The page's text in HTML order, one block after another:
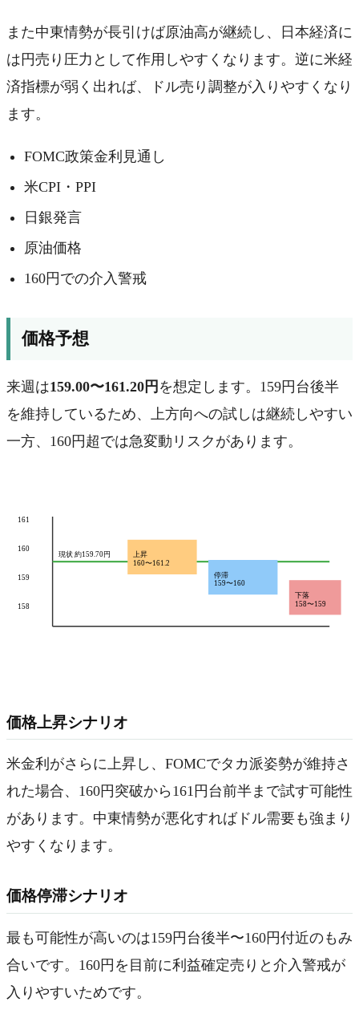
また中東情勢が長引けば原油高が継続し、日本経済に
は円売り圧力として作用しやすくなります。逆に米経
済指標が弱く出れば、ドル売り調整が入りやすくなり
ます。
FOMC政策金利見通し
米CPI・PPI
日銀発言
原油価格
160円での介入警戒
価格予想
来週は159.00〜161.20円 を想定します。159円台後半
を維持しているため、上方向への試しは継続しやすい
一方、160円超では急変動リスクがあります。
161
160
159
158
現状 約159.70円 上昇
160〜161.2
停滞
159〜160
下落
158〜159
価格上昇シナリオ
米金利がさらに上昇し、FOMCでタカ派姿勢が維持さ
れた場合、160円突破から161円台前半まで試す可能性
があります。中東情勢が悪化すればドル需要も強まり
やすくなります。
価格停滞シナリオ
最も可能性が高いのは159円台後半〜160円付近のもみ
合いです。160円を目前に利益確定売りと介入警戒が
入りやすいためです。